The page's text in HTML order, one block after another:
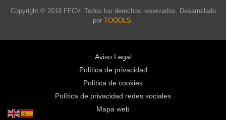
Copyright © 2019 FFCV. Todos los derechos reservados. Desarrollado
por TOOOLS.
Aviso Legal
Política de privacidad
Política de cookies
Política de privacidad redes sociales
Mapa web